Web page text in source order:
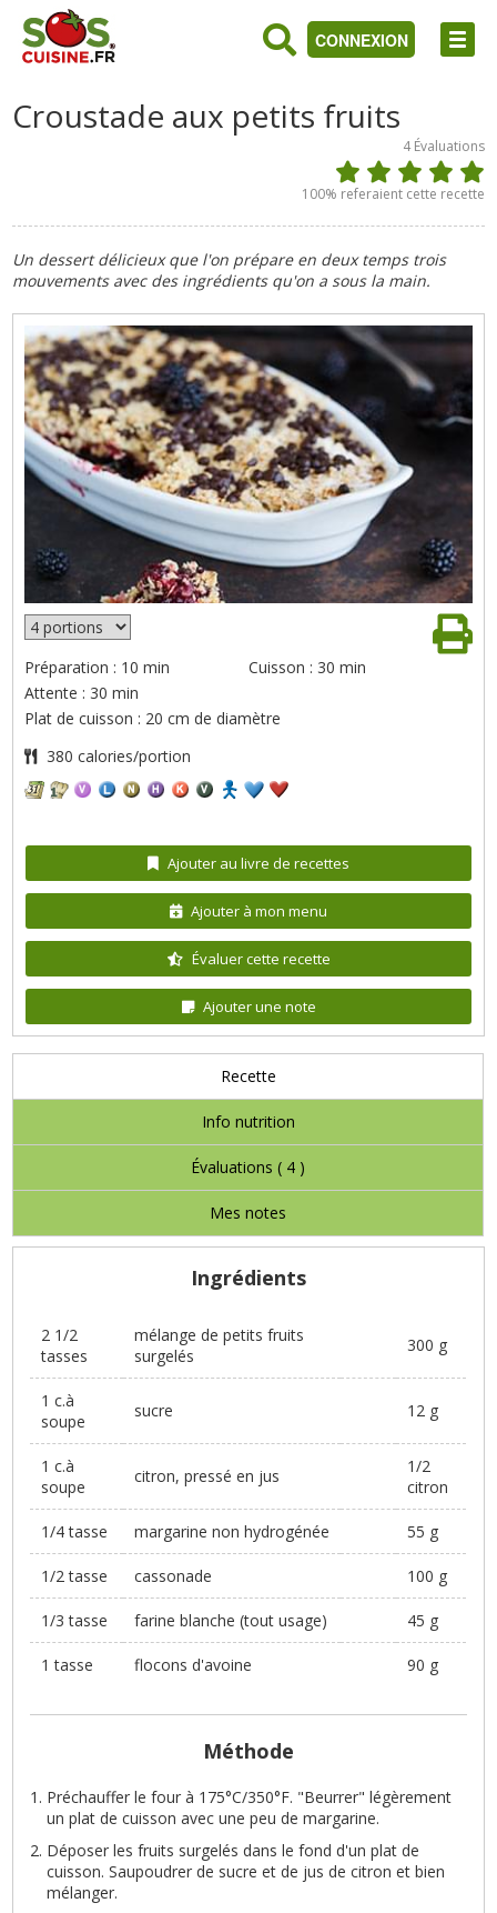
CONNEXION
Croustade aux petits fruits
4Évaluations
100% referaient cette recette
Un dessert délicieux que l'on prépare en deux temps trois
mouvements avec des ingrédients qu'on a sous la main.
Préparation : 10 min
Cuisson : 30 min
Attente : 30 min
Plat de cuisson : 20 cm de diamètre
380 calories/portion
Ajouter au livre de recettes
Ajouter à mon menu
Évaluer cette recette
Ajouter une note
Recette
Info nutrition
Évaluations ( 4 )
Mes notes
Ingrédients
2 1/2
tasses
mélange de petits fruits
surgelés
300 g
1 c.à
soupe
sucre 12 g
1 c.à
soupe
citron, pressé en jus
1/2
citron
1/4 tasse margarine non hydrogénée 55 g
1/2 tasse cassonade 100 g
1/3 tasse farine blanche (tout usage) 45 g
1 tasse flocons d'avoine 90 g
Méthode
Préchauffer le four à 175°C/350°F. "Beurrer" légèrement
un plat de cuisson avec une peu de margarine.
Déposer les fruits surgelés dans le fond d'un plat de
cuisson. Saupoudrer de sucre et de jus de citron et bien
mélanger.